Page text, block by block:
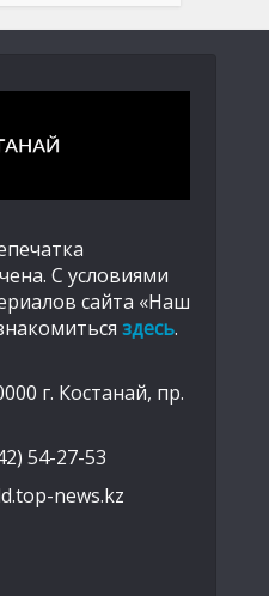
С условиями
сайта «Наш
здесь.
г. Костанай, пр.
54-27-53
news.kz